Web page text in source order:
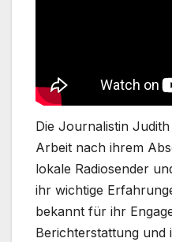
Die Journalistin
Arbeit nach ihrem
lokale Radiosender
ihr wichtige
bekannt für ihr
Berichterstattung und